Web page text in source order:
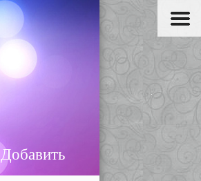
Добавить